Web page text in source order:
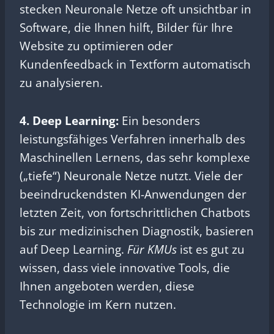
stecken Neuronale Netze oft unsichtbar in
Software, die Ihnen hilft, Bilder für Ihre
Website zu optimieren oder
Kundenfeedback in Textform automatisch
zu analysieren.
4. Deep Learning: Ein besonders
leistungsfähiges Verfahren innerhalb des
Maschinellen Lernens, das sehr komplexe
(„tiefe“) Neuronale Netze nutzt. Viele der
beeindruckendsten KI-Anwendungen der
letzten Zeit, von fortschrittlichen Chatbots
bis zur medizinischen Diagnostik, basieren
auf Deep Learning. Für KMUs ist es gut zu
wissen, dass viele innovative Tools, die
Ihnen angeboten werden, diese
Technologie im Kern nutzen.